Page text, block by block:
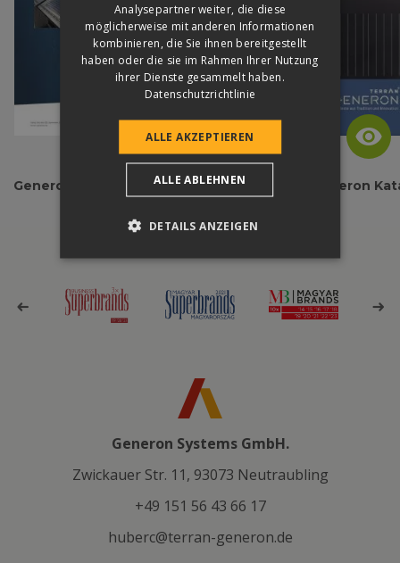
Generon Einbauanleitung Generon
Generon Systems GmbH.
Zwickauer Str. 11, 93073 Neutraubling
+49 151 56 43 66 17
huberc@terran-generon.de
Analysepartner weiter, die diese
möglicherweise mit anderen Informationen
kombinieren, die Sie ihnen bereitgestellt
haben oder die sie im Rahmen Ihrer Nutzung
ihrer Dienste gesammelt haben.
Datenschutzrichtlinie
ALLE AKZEPTIEREN
ALLE ABLEHNEN
DETAILS ANZEIGEN